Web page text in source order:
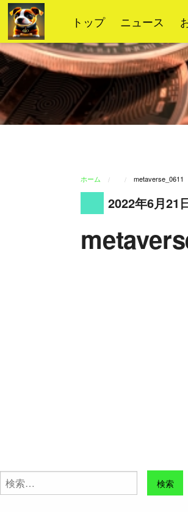
コ
ン
テ
ン
ツ
へ
ス
キ
ッ
トップ ニュース
ホーム metaverse_0611
2022年6月21
検
索: